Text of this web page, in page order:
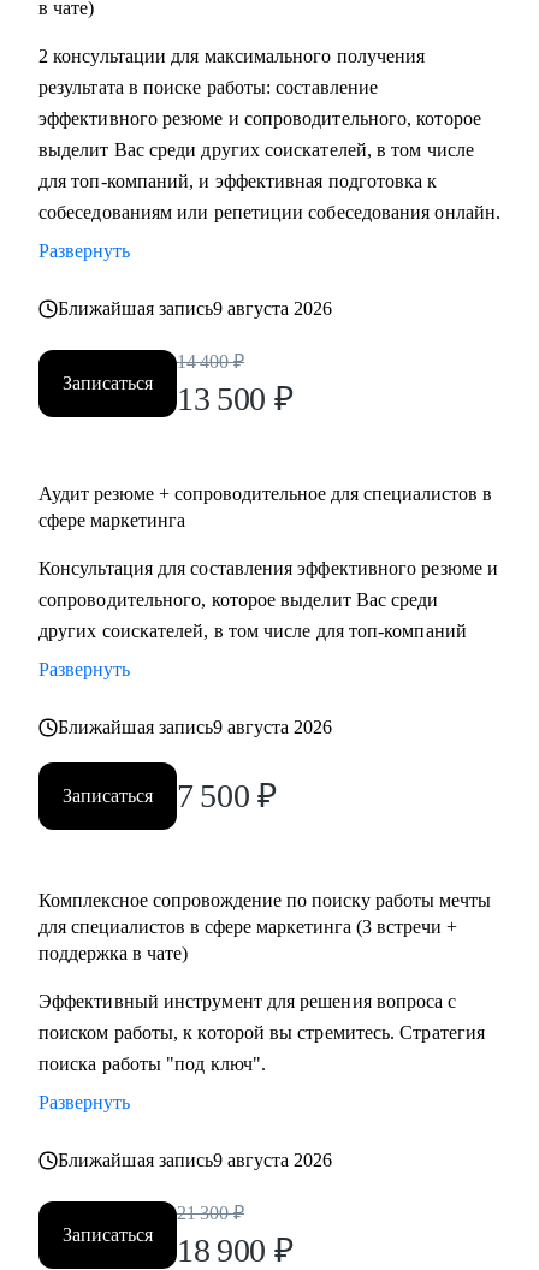
в чате)
2 консультации для максимального получения
результата в поиске работы: составление
эффективного резюме и сопроводительного, которое
выделит Вас среди других соискателей, в том числе
для топ-компаний, и эффективная подготовка к
собеседованиям или репетиции собеседования онлайн.
Развернуть
Ближайшая запись9 августа 2026
Записаться
14 400 ₽
13 500 ₽
Аудит резюме + сопроводительное для специалистов в
сфере маркетинга
Консультация для составления эффективного резюме и
сопроводительного, которое выделит Вас среди
других соискателей, в том числе для топ-компаний
Развернуть
Ближайшая запись9 августа 2026
Записаться 7 500 ₽
Комплексное сопровождение по поиску работы мечты
для специалистов в сфере маркетинга (3 встречи +
поддержка в чате)
Эффективный инструмент для решения вопроса с
поиском работы, к которой вы стремитесь. Стратегия
поиска работы "под ключ".
Развернуть
Ближайшая запись9 августа 2026
Записаться
21 300 ₽
18 900 ₽